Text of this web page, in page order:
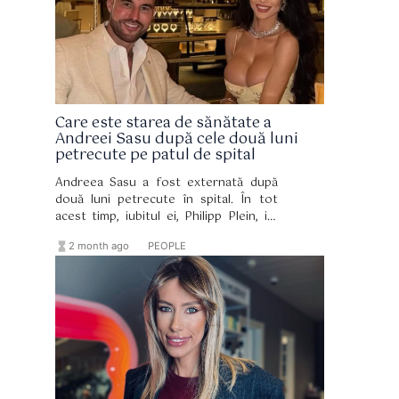
Care este starea de sănătate a
Andreei Sasu după cele două luni
petrecute pe patul de spital
Andreea Sasu a fost externată după
două luni petrecute în spital. În tot
acest timp, iubitul ei, Philipp Plein, i-a
hourglass_full 2 month ago PEOPLE